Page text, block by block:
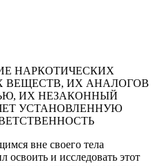
НАРКОТИЧЕСКИХ
ВЕЩЕСТВ, ИХ АНАЛОГОВ
ИХ НЕЗАКОННЫЙ
УСТАНОВЛЕННУЮ
вне своего тела
освоить и исследовать этот